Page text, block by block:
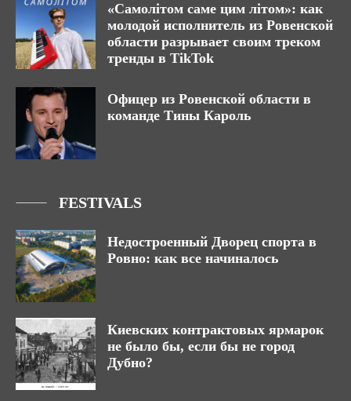
«Самолітом саме цим літом»: как
молодой исполнитель из Ровенской
области разрывает своим треком
тренды в TikTok
Офицер из Ровенской области в
команде Тины Кароль
FESTIVALS
Недостроенный Дворец спорта в
Ровно: как все начиналось
Киевских контрактовых ярмарок
не было бы, если бы не город
Дубно?